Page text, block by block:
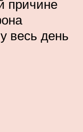
причине
весь день